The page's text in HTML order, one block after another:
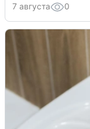
7 августа 0